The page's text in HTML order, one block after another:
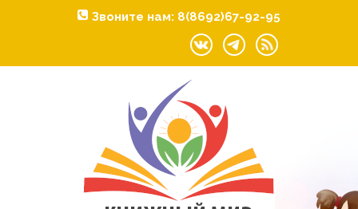
Звоните нам: 8(8692)67-92-95